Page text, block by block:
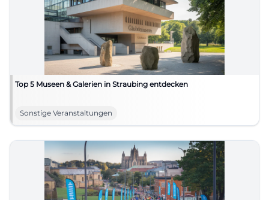
Top 5 Museen & Galerien in Straubing entdecken
Sonstige Veranstaltungen